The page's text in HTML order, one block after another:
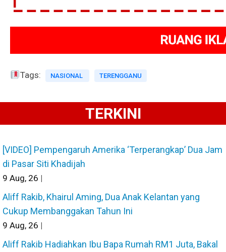
Tags: NASIONAL TERENGGANU
TERKINI
[VIDEO] Pempengaruh Amerika ‘Terperangkap’ Dua Jam
di Pasar Siti Khadijah
9 Aug, 26 |
Aliff Rakib, Khairul Aming, Dua Anak Kelantan yang
Cukup Membanggakan Tahun Ini
9 Aug, 26 |
Aliff Rakib Hadiahkan Ibu Bapa Rumah RM1 Juta, Bakal